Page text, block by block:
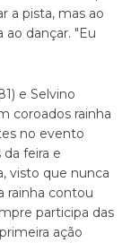
a pista, mas ao
ao dançar. "Eu
e Selvino
coroados rainha
no evento
feira e
visto que nunca
rainha contou
participa das
ação